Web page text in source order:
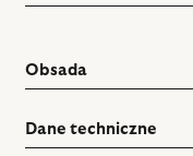
Obsada
Dane techniczne